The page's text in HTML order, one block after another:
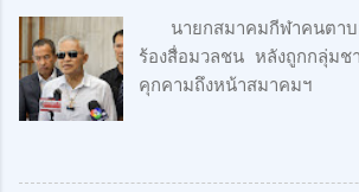
นาที จากรถไฟฟ้า สายสีเขี
ของโครงการ
Ultimate
ความเรียบง่าย คือ สูงสุดแ
นายกสมาคมกีฬาคนตาบ
ร้องสื่อมวลชน หลังถูกกลุ่มช
คุกคามถึงหน้าสมา
สื่อมวลชน หลังถูกกลุ่มชาย